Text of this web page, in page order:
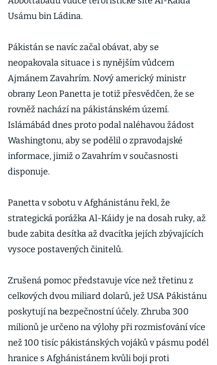
Usámu bin Ládina.
Pákistán se navíc začal obávat, aby se
neopakovala situace i s nynějším vůdcem
Ajmánem Zavahrím. Nový americký ministr
obrany Leon Panetta je totiž přesvědčen, že se
rovněž nachází na pákistánském území.
Islámábád dnes proto podal naléhavou žádost
Washingtonu, aby se podělil o zpravodajské
informace, jimiž o Zavahrím v současnosti
disponuje.
Panetta v sobotu v Afghánistánu řekl, že
strategická porážka Al-Káidy je na dosah ruky, až
bude zabita desítka až dvacítka jejích zbývajících
vysoce postavených činitelů.
Zrušená pomoc představuje více než třetinu z
celkových dvou miliard dolarů, jež USA Pákistánu
poskytují na bezpečnostní účely. Zhruba 300
milionů je určeno na výlohy při rozmisťování více
než 100 tisíc pákistánských vojáků v pásmu podél
hranice s Afghánistánem kvůli boji proti